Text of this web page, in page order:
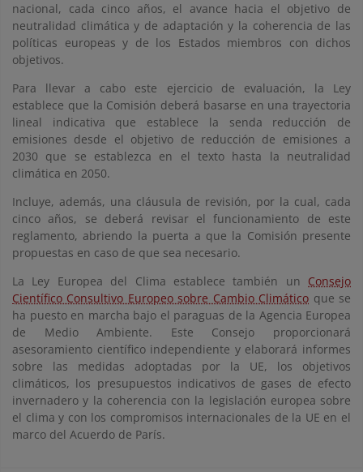
nacional, cada cinco años, el avance hacia el objetivo de
neutralidad climática y de adaptación y la coherencia de las
políticas europeas y de los Estados miembros con dichos
objetivos.
Para llevar a cabo este ejercicio de evaluación, la Ley
establece que la Comisión deberá basarse en una trayectoria
lineal indicativa que establece la senda reducción de
emisiones desde el objetivo de reducción de emisiones a
2030 que se establezca en el texto hasta la neutralidad
climática en 2050.
Incluye, además, una cláusula de revisión, por la cual, cada
cinco años, se deberá revisar el funcionamiento de este
reglamento, abriendo la puerta a que la Comisión presente
propuestas en caso de que sea necesario.
La Ley Europea del Clima establece también un Consejo
Científico Consultivo Europeo sobre Cambio Climático que se
ha puesto en marcha bajo el paraguas de la Agencia Europea
de Medio Ambiente. Este Consejo proporcionará
asesoramiento científico independiente y elaborará informes
sobre las medidas adoptadas por la UE, los objetivos
climáticos, los presupuestos indicativos de gases de efecto
invernadero y la coherencia con la legislación europea sobre
el clima y con los compromisos internacionales de la UE en el
marco del Acuerdo de París.